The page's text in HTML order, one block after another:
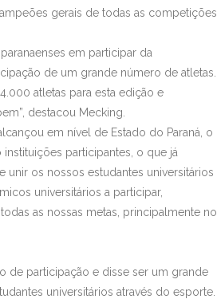
gerais de todas as competições
em participar da
de um grande número de atletas.
atletas para esta edição e
destacou Mecking.
em nível de Estado do Paraná, o
participantes, o que já
os nossos estudantes universitários
universitários a participar,
as nossas metas, principalmente no
de participação e disse ser um grande
universitários através do esporte.